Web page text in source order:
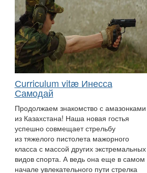
Сurriculum vitæ Инесса
Самодай
Продолжаем знакомство с амазонками
из Казахстана! Наша новая гостья
успешно совмещает стрельбу
из тяжелого пистолета мажорного
класса с массой других экстремальных
видов спорта. А ведь она еще в самом
начале увлекательного пути стрелка